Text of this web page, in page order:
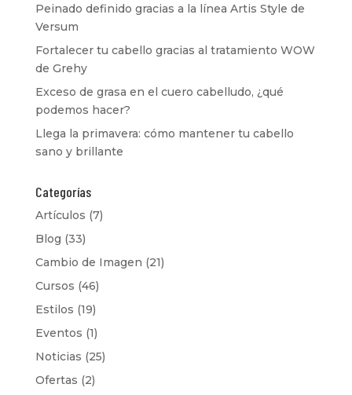
Peinado definido gracias a la línea Artis Style de
Versum
Fortalecer tu cabello gracias al tratamiento WOW
de Grehy
Exceso de grasa en el cuero cabelludo, ¿qué
podemos hacer?
Llega la primavera: cómo mantener tu cabello
sano y brillante
Categorías
Artículos (7)
Blog (33)
Cambio de Imagen (21)
Cursos (46)
Estilos (19)
Eventos (1)
Noticias (25)
Ofertas (2)